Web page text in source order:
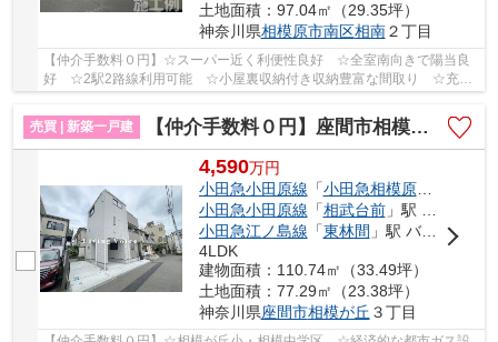
土地面積：97.04㎡（29.35坪）
神奈川県相模原市南区相南２丁目
【仲介手数料０円】☆スーパー近く利便性良好 ☆全室南向きで陽当良
好 ☆2駅2路線利用可能 ☆小屋裏収納付き収納豊富な間取り ☆充実
売買 | 新築一戸建
【仲介手数料０円】座間市相模が丘3丁目 新築一戸建て
4,590万円
小田急小田原線 「小田急相模原」駅 徒歩
小田急小田原線 「相武台前」駅 徒歩25分
小田急江ノ島線 「東林間 」駅 バス4分 「相模台」 停歩5分
4LDK
建物面積：110.74㎡（33.49坪）
土地面積：77.29㎡（23.38坪）
神奈川県座間市相模が丘 ３丁目